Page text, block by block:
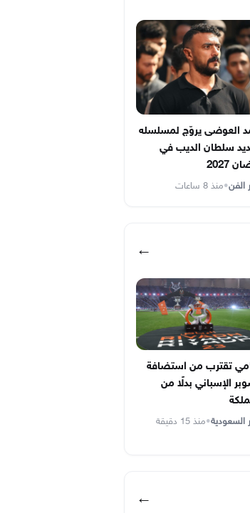
العوضى يروّج لمسلسله
سلطان الديب في
2027
الفن•منذ 8 ساعات
←
تقترب من استضافة
الإسباني بدلًا من
السعودية•منذ 15 دقيقة
←